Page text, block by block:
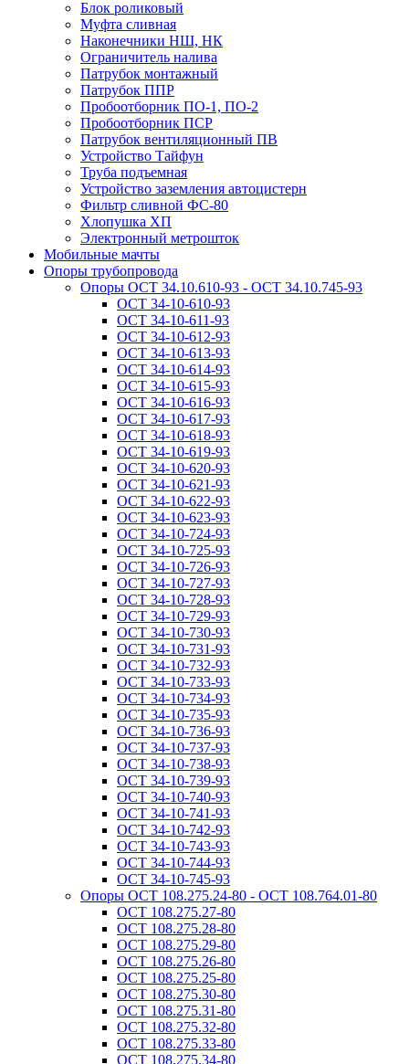
Блок роликовый
Муфта сливная
Наконечники НШ, НК
Ограничитель налива
Патрубок монтажный
Патрубок ППР
Пробоотборник ПО-1, ПО-2
Пробоотборник ПСР
Патрубок вентиляционный ПВ
Устройство Тайфун
Труба подъемная
Устройство заземления автоцистерн
Фильтр сливной ФС-80
Хлопушка ХП
Электронный метрошток
Мобильные мачты
Опоры трубопровода
Опоры ОСТ 34.10.610-93 - ОСТ 34.10.745-93
ОСТ 34-10-610-93
ОСТ 34-10-611-93
ОСТ 34-10-612-93
ОСТ 34-10-613-93
ОСТ 34-10-614-93
ОСТ 34-10-615-93
ОСТ 34-10-616-93
ОСТ 34-10-617-93
ОСТ 34-10-618-93
ОСТ 34-10-619-93
ОСТ 34-10-620-93
ОСТ 34-10-621-93
ОСТ 34-10-622-93
ОСТ 34-10-623-93
ОСТ 34-10-724-93
ОСТ 34-10-725-93
ОСТ 34-10-726-93
ОСТ 34-10-727-93
ОСТ 34-10-728-93
ОСТ 34-10-729-93
ОСТ 34-10-730-93
ОСТ 34-10-731-93
ОСТ 34-10-732-93
ОСТ 34-10-733-93
ОСТ 34-10-734-93
ОСТ 34-10-735-93
ОСТ 34-10-736-93
ОСТ 34-10-737-93
ОСТ 34-10-738-93
ОСТ 34-10-739-93
ОСТ 34-10-740-93
ОСТ 34-10-741-93
ОСТ 34-10-742-93
ОСТ 34-10-743-93
ОСТ 34-10-744-93
ОСТ 34-10-745-93
Опоры ОСТ 108.275.24-80 - ОСТ 108.764.01-80
ОСТ 108.275.27-80
ОСТ 108.275.28-80
ОСТ 108.275.29-80
ОСТ 108.275.26-80
ОСТ 108.275.25-80
ОСТ 108.275.30-80
ОСТ 108.275.31-80
ОСТ 108.275.32-80
ОСТ 108.275.33-80
ОСТ 108.275.34-80